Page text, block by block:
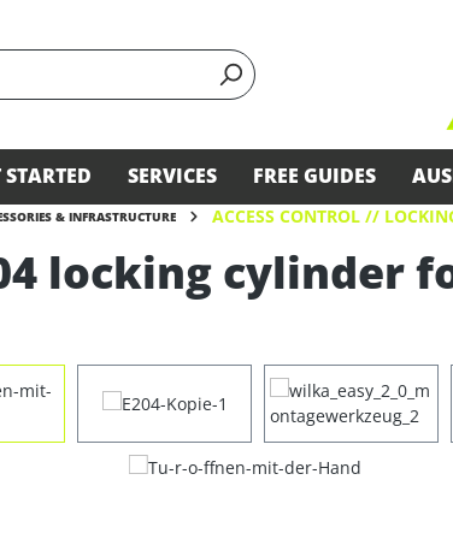
STARTED SERVICES FREE GUIDES
& INFRASTRUCTURE ACCESS CONTROL //
locking cylinder